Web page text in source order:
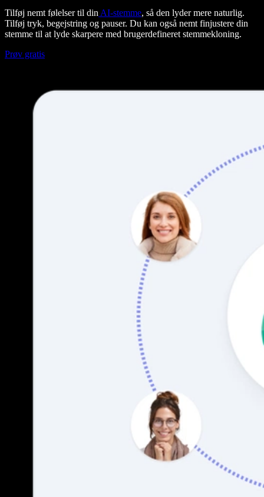
Tilføj nemt følelser til din AI-stemme, så den lyder mere naturlig.
Tilføj tryk, begejstring og pauser. Du kan også nemt finjustere din
stemme til at lyde skarpere med brugerdefineret stemmekloning.
Prøv gratis